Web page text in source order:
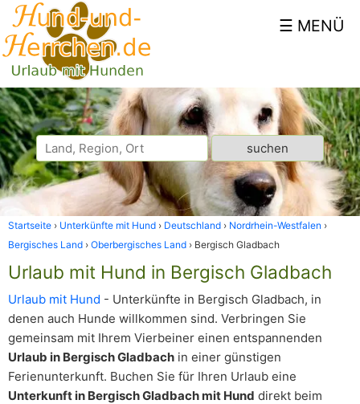
Startseite Unterkünfte mit Hund Deutschland
Nordrhein-Westfalen
Bergisches Land
Oberbergisches Land Bergisch Gladbach
Urlaub mit Hund in Bergisch Gladbach
Urlaub mit Hund - Unterkünfte in Bergisch Gladbach, in
denen auch Hunde willkommen sind. Verbringen Sie
gemeinsam mit Ihrem Vierbeiner einen entspannenden
Urlaub in Bergisch Gladbach in einer günstigen
Ferienunterkunft. Buchen Sie für Ihren Urlaub eine
Unterkunft in Bergisch Gladbach mit Hund direkt beim